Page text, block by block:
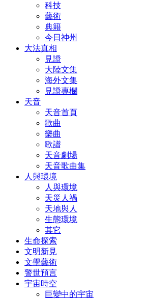
科技
藝術
典籍
今日神州
大法真相
見證
大陸文集
海外文集
見證專欄
天音
天音首頁
歌曲
樂曲
歌譜
天音劇場
天音歌曲集
人與環境
人與環境
天災人禍
天地與人
生態環境
其它
生命探索
文明新見
文學藝術
警世預言
宇宙時空
巨變中的宇宙